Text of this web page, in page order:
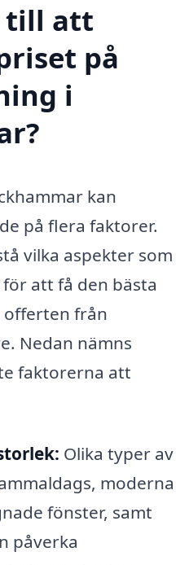
till att
på
i
kan
på flera faktorer.
vilka aspekter som
att få den bästa
offerten från
Nedan nämns
faktorerna att
Olika typer av
moderna
fönster, samt
påverka